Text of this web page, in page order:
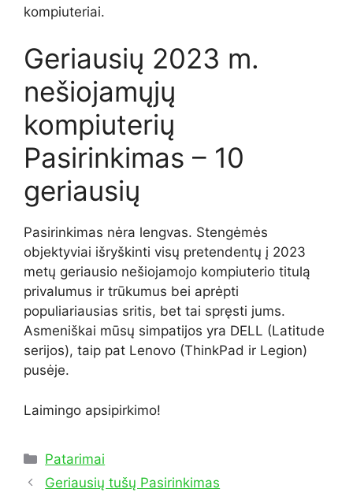
kompiuteriai.
Geriausių 2023 m.
nešiojamųjų
kompiuterių
Pasirinkimas – 10
geriausių
Pasirinkimas nėra lengvas. Stengėmės
objektyviai išryškinti visų pretendentų į 2023
metų geriausio nešiojamojo kompiuterio titulą
privalumus ir trūkumus bei aprėpti
populiariausias sritis, bet tai spręsti jums.
Asmeniškai mūsų simpatijos yra DELL (Latitude
serijos), taip pat Lenovo (ThinkPad ir Legion)
pusėje.
Laimingo apsipirkimo!
Kategorijos
Patarimai
Geriausių tušų Pasirinkimas